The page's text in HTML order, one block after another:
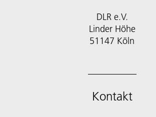
DLR e.V.
Linder Höhe
51147 Köln
Kontakt